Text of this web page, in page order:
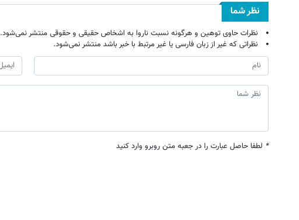
نظر شما
نظرات حاوی توهین و هرگونه نسبت ناروا به اشخاص حقیقی و حقوقی منتشر نمی‌شود.
نظراتی که غیر از زبان فارسی یا غیر مرتبط با خبر باشد منتشر نمی‌شود.
* لطفا حاصل عبارت را در جعبه متن روبرو وارد کنید